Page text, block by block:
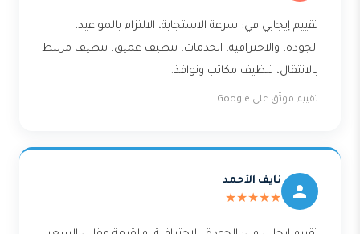
تقييم إيجابي في: سرعة الاستجابة، الالتزام بالمواعيد،
الجودة، والاحترافية. الخدمات: تنظيف عميق، تنظيف مرتبط
بالانتقال، تنظيف مكاتب ونوافذ.
تقييم موثّق على Google
نايف الأحمد
★★★★★